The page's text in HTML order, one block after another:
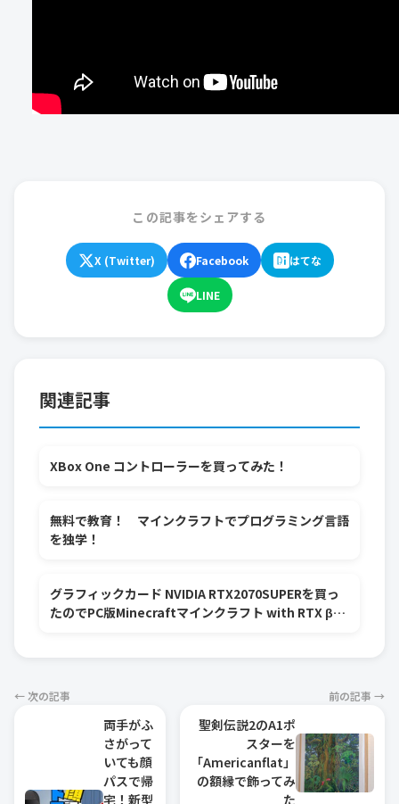
この記事をシェアする
X (Twitter) Facebook はてな
LINE
関連記事
XBox One コントローラーを買ってみた！
無料で教育！ マインクラフトでプログラミング言語
を独学！
グラフィックカード NVIDIA RTX2070SUPERを買っ
たのでPC版Minecraftマインクラフト with RTX β版
← 次の記事
両手がふ
さがって
いても顔
パスで帰
宅！新型
前の記事 →
聖剣伝説2のA1ポ
スターを
「Americanflat」
の額縁で飾ってみ
た